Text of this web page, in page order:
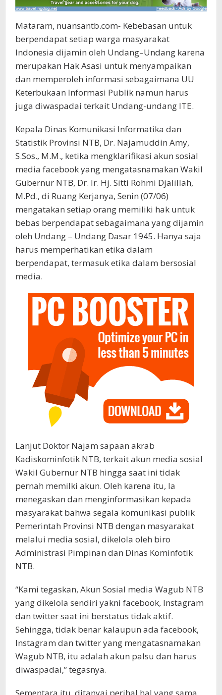
Mataram, nuansantb.com- Kebebasan untuk
berpendapat setiap warga masyarakat
Indonesia dijamin oleh Undang–Undang karena
merupakan Hak Asasi untuk menyampaikan
dan memperoleh informasi sebagaimana UU
Keterbukaan Informasi Publik namun harus
juga diwaspadai terkait Undang-undang ITE.
Kepala Dinas Komunikasi Informatika dan
Statistik Provinsi NTB, Dr. Najamuddin Amy,
S.Sos., M.M., ketika mengklarifikasi akun sosial
media facebook yang mengatasnamakan Wakil
Gubernur NTB, Dr. Ir. Hj. Sitti Rohmi Djalillah,
M.Pd., di Ruang Kerjanya, Senin (07/06)
mengatakan setiap orang memiliki hak untuk
bebas berpendapat sebagaimana yang dijamin
oleh Undang – Undang Dasar 1945. Hanya saja
harus memperhatikan etika dalam
berpendapat, termasuk etika dalam bersosial
media.
Lanjut Doktor Najam sapaan akrab
Kadiskominfotik NTB, terkait akun media sosial
Wakil Gubernur NTB hingga saat ini tidak
pernah memilki akun. Oleh karena itu, Ia
menegaskan dan menginformasikan kepada
masyarakat bahwa segala komunikasi publik
Pemerintah Provinsi NTB dengan masyarakat
melalui media sosial, dikelola oleh biro
Administrasi Pimpinan dan Dinas Kominfotik
NTB.
“Kami tegaskan, Akun Sosial media Wagub NTB
yang dikelola sendiri yakni facebook, Instagram
dan twitter saat ini berstatus tidak aktif.
Sehingga, tidak benar kalaupun ada facebook,
Instagram dan twitter yang mengatasnamakan
Wagub NTB, itu adalah akun palsu dan harus
diwaspadai,” tegasnya.